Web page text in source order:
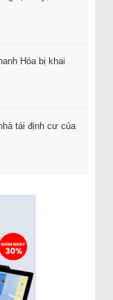
Hóa bị khai
tái định cư của